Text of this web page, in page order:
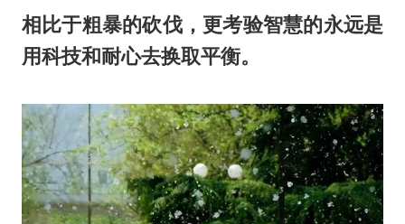
相比于粗暴的砍伐，更考验智慧的永远是
用科技和耐心去换取平衡。